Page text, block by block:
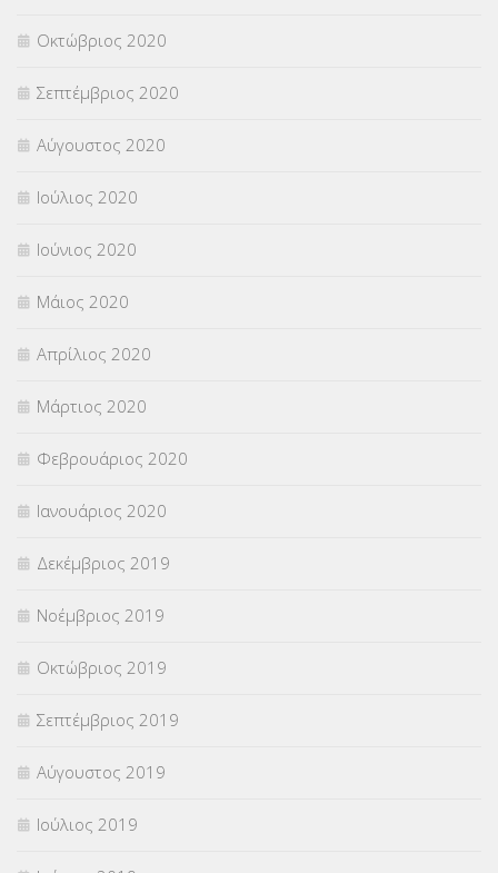
Οκτώβριος 2020
Σεπτέμβριος 2020
Αύγουστος 2020
Ιούλιος 2020
Ιούνιος 2020
Μάιος 2020
Απρίλιος 2020
Μάρτιος 2020
Φεβρουάριος 2020
Ιανουάριος 2020
Δεκέμβριος 2019
Νοέμβριος 2019
Οκτώβριος 2019
Σεπτέμβριος 2019
Αύγουστος 2019
Ιούλιος 2019